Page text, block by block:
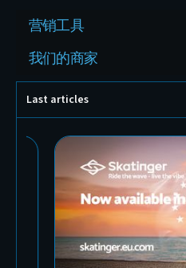
营销工具
我们的商家
Last articles